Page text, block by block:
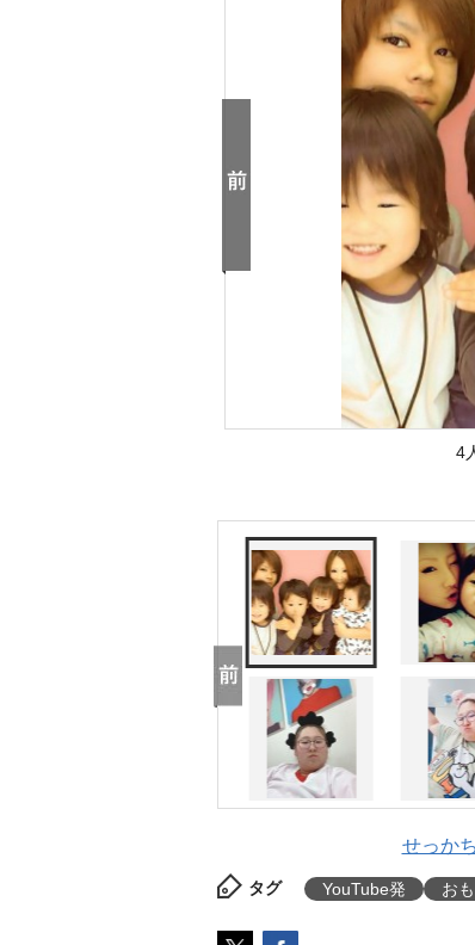
4
せっか
タグ YouTube発 お